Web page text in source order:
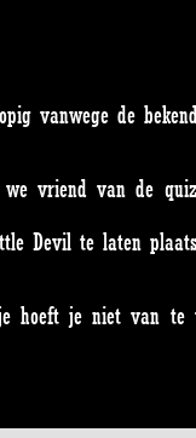
vanwege de
vriend van de
Devil te laten
hoeft je niet van